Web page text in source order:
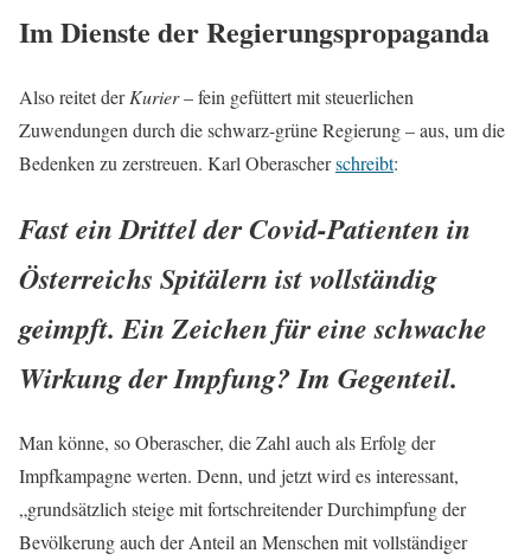
Im Dienste der Regierungspropaganda
Also reitet derKurier– fein gefüttert mit steuerlichen
Zuwendungen durch die schwarz-grüne Regierung – aus, um die
Bedenken zu zerstreuen. Karl Oberascherschreibt:
Fast ein Drittel der Covid-Patienten in
Österreichs Spitälern ist vollständig
geimpft. Ein Zeichen für eine schwache
Wirkung der Impfung? Im Gegenteil.
Man könne, so Oberascher, die Zahl auch als Erfolg der
Impfkampagne werten. Denn, und jetzt wird es interessant,
„grundsätzlich steige mit fortschreitender Durchimpfung der
Bevölkerung auch der Anteil an Menschen mit vollständiger